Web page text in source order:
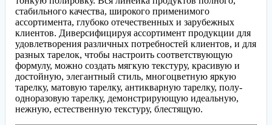
стабильного качества, широкого применимого
ассортимента, глубоко отечественных и зарубежных
клиентов. Диверсифицируя ассортимент продукции для
удовлетворения различных потребностей клиентов, и для
разных тарелок, чтобы настроить соответствующую
формулу, можно создать мягкую текстуру, красивую и
достойную, элегантный стиль, многоцветную яркую
тарелку, матовую тарелку, антикварную тарелку, полу-
одноразовую тарелку, демонстрирующую идеальную,
нежную, естественную текстуру, блестящую.